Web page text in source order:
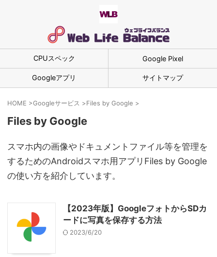
CPUスペック Google Pixel
Googleアプリ サイトマップ
HOME >Googleサービス >Files by Google >
Files by Google
スマホ内の画像やドキュメントファイル等を管理を
するためのAndroidスマホ用アプリFiles by Google
の使い方を紹介しています。
【2023年版】GoogleフォトからSDカ
ードに写真を保存する方法
2023/6/20